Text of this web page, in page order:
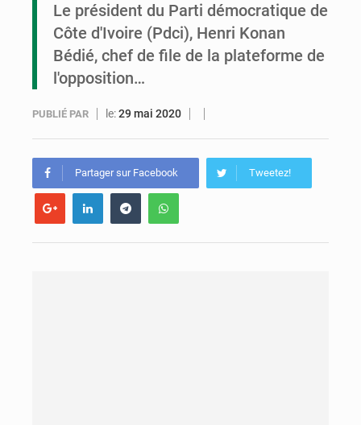
Le président du Parti démocratique de
Côte d'Ivoire (Pdci), Henri Konan
Bédié, chef de file de la plateforme de
l'opposition…
PUBLIÉ PAR le:29 mai 2020
Partager sur Facebook Tweetez!